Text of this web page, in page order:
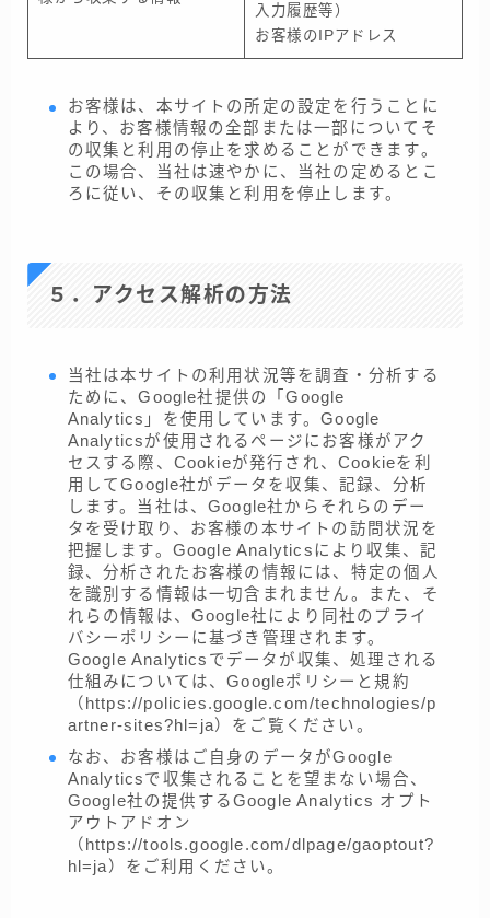
入力履歴等）
お客様のIPアドレス
お客様は、本サイトの所定の設定を行うことに
より、お客様情報の全部または一部についてそ
の収集と利用の停止を求めることができます。
この場合、当社は速やかに、当社の定めるとこ
ろに従い、その収集と利用を停止します。
５．アクセス解析の方法
当社は本サイトの利用状況等を調査・分析する
ために、Google社提供の「Google
Analytics」を使用しています。Google
Analyticsが使用されるページにお客様がアク
セスする際、Cookieが発行され、Cookieを利
用してGoogle社がデータを収集、記録、分析
します。当社は、Google社からそれらのデー
タを受け取り、お客様の本サイトの訪問状況を
把握します。Google Analyticsにより収集、記
録、分析されたお客様の情報には、特定の個人
を識別する情報は一切含まれません。また、そ
れらの情報は、Google社により同社のプライ
バシーポリシーに基づき管理されます。
Google Analyticsでデータが収集、処理される
仕組みについては、Googleポリシーと規約
（https://policies.google.com/technologies/p
artner-sites?hl=ja）をご覧ください。
なお、お客様はご自身のデータがGoogle
Analyticsで収集されることを望まない場合、
Google社の提供するGoogle Analytics オプト
アウトアドオン
（https://tools.google.com/dlpage/gaoptout?
hl=ja）をご利用ください。